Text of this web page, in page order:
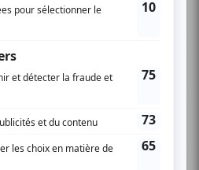
réalité, mais pourtant et
C’est un peu comme si la
par la main et nous dire : «
une réalité difficile à regarder,
arrive à plus de monde qu'on
de le voir. »
l’écoute avec émotivité pour